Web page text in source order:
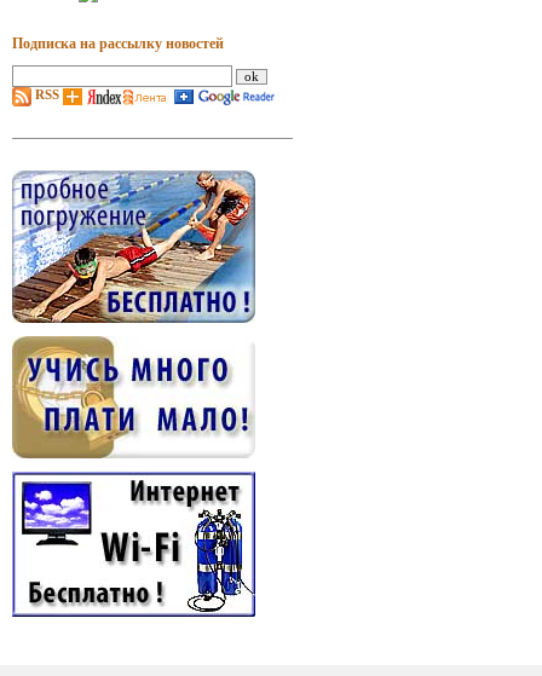
Подписка на рассылку новостей
RSS